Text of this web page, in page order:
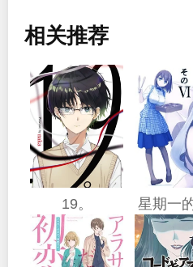
相关推荐
19。 星期一